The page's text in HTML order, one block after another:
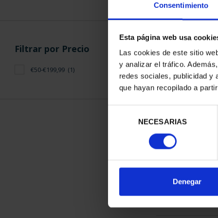
Consentimiento
Esta página web usa
Las cookies de este sitio
y analizar el tráfico.
redes sociales, publicidad y
que hayan recopilado a
consentimiento
NECESARIAS
Denegar
Filtrar por Precio
€50-€199,99 (1)
CIUDADES
ORDENAR POR: